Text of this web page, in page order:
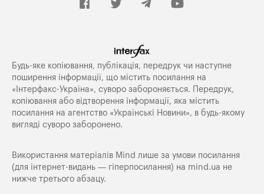
Будь-яке копiювання, публiкацiя, передрук чи наступне
поширення iнформацiї, що мiстить посилання на
«Iнтерфакс-Україна», суворо забороняється. Передрук,
копіювання або відтворення інформації, яка містить
посилання на агентство «Українські Новини», в будь-якому
вигляді суворо заборонено.
Використання матеріалів Mind лише за умови посилання
(для інтернет-видань — гіперпосилання) на mind.ua не
нижче третього абзацу.